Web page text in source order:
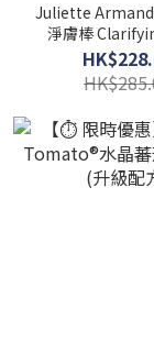
Juliette Armand
淨膚棒